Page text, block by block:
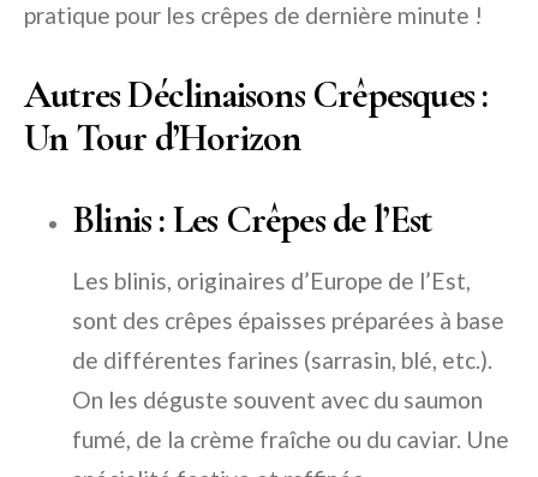
pratique pour les crêpes de dernière minute !
Autres Déclinaisons Crêpesques :
Un Tour d’Horizon
Blinis : Les Crêpes de l’Est
Les blinis, originaires d’Europe de l’Est,
sont des crêpes épaisses préparées à base
de différentes farines (sarrasin, blé, etc.).
On les déguste souvent avec du saumon
fumé, de la crème fraîche ou du caviar. Une